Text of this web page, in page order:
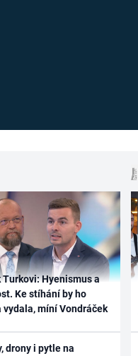
Turkovi: Hyenismus a
Ke stíhání by ho
vydala, míní Vondráček
drony i pytle na